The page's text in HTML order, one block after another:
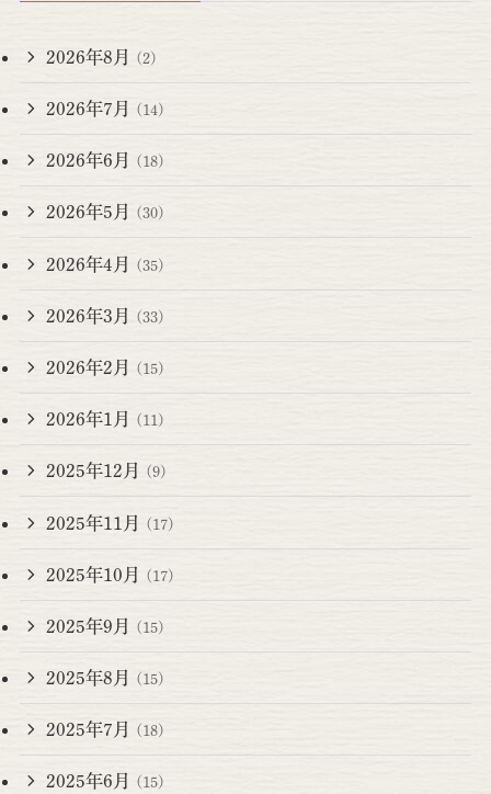
2026年8月 (2)
2026年7月 (14)
2026年6月 (18)
2026年5月 (30)
2026年4月 (35)
2026年3月 (33)
2026年2月 (15)
2026年1月 (11)
2025年12月 (9)
2025年11月 (17)
2025年10月 (17)
2025年9月 (15)
2025年8月 (15)
2025年7月 (18)
2025年6月 (15)